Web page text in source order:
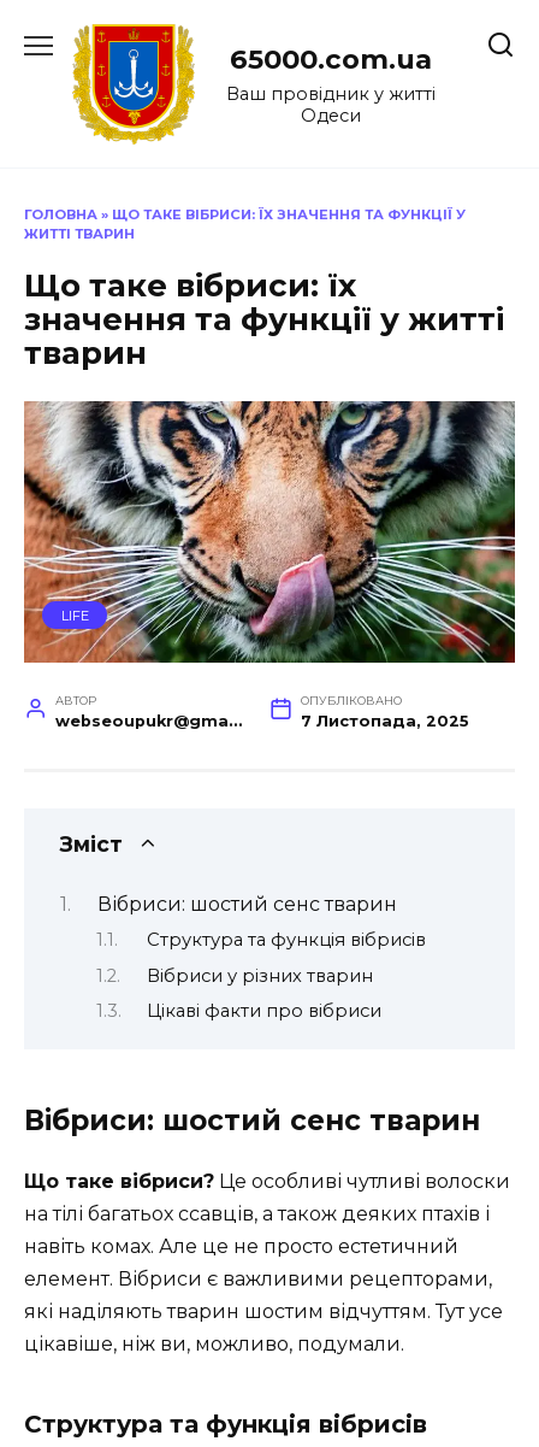
до
65000.com.ua
Ваш провідник у житті
Одеси
ГОЛОВНА » ЩО ТАКЕ ВІБРИСИ: ЇХ ЗНАЧЕННЯ ТА ФУНКЦІЇ У
ЖИТТІ ТВАРИН
Що таке вібриси: їх
значення та функції у житті
тварин
LIFE
АВТОР
webseoupukr@gmail.com
ОПУБЛІКОВАНО
7 Листопада, 2025
Зміст
Вібриси: шостий сенс тварин
Структура та функція вібрисів
Вібриси у різних тварин
Цікаві факти про вібриси
Вібриси: шостий сенс тварин
Що таке вібриси? Це особливі чутливі волоски
на тілі багатьох ссавців, а також деяких птахів і
навіть комах. Але це не просто естетичний
елемент. Вібриси є важливими рецепторами,
які наділяють тварин шостим відчуттям. Тут усе
цікавіше, ніж ви, можливо, подумали.
Структура та функція вібрисів